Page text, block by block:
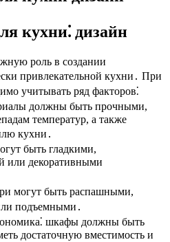
кухни⁚ дизайн
роль в создании
привлекательной кухни․ При
учитывать ряд факторов⁚
должны быть прочными,
температур, а также
кухни․
быть гладкими,
или декоративными
могут быть распашными,
подъемными․
шкафы должны быть
достаточную вместимость и